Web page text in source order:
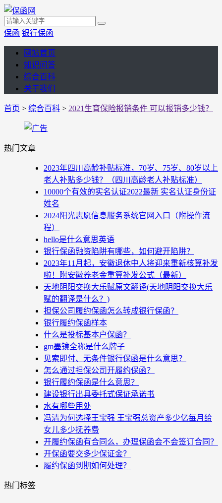
保函 银行保函
网站首页
知识问答
综合百科
关于我们
首页 > 综合百科 > 2021生育保险报销条件 可以报销多少钱？
热门文章
2023年四川高龄补贴标准，70岁、75岁、80岁以上
老人补贴多少钱？（四川高龄老人补贴标准）
10000个有效的实名认证2022最新 实名认证身份证
姓名
2024阳光志愿信息服务系统官网入口（附操作流
程）
hello是什么意思英语
银行保函融资陷阱有哪些，如何避开陷阱？
2023年11月起，安徽退休中人将迎来重新核算补发
啦！附安徽养老金重算补发公式（最新）
天地阴阳交换大乐赋原文翻译(天地阴阳交换大乐
赋的翻译是什么？)
担保公司履约保函怎么转成银行保函？
银行履约保函样本
什么是投标基本户保函？
gm墨镜全称是什么牌子
见索即付、无条件银行保函是什么意思？
怎么通过担保公司开履约保函？
银行履约保函是什么意思？
建设银行出具委托式保证承诺书
水有哪些用处
冯清为何选择王宝强 王宝强总资产多少亿每月给
女儿多少抚养费
开履约保函有合同么，办理保函会不会签订合同？
开保函要交多少保证金？
履约保函到期如何处理？
热门标签